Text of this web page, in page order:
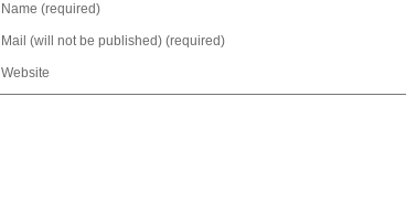
Name (required)
Mail (will not be published) (required)
Website